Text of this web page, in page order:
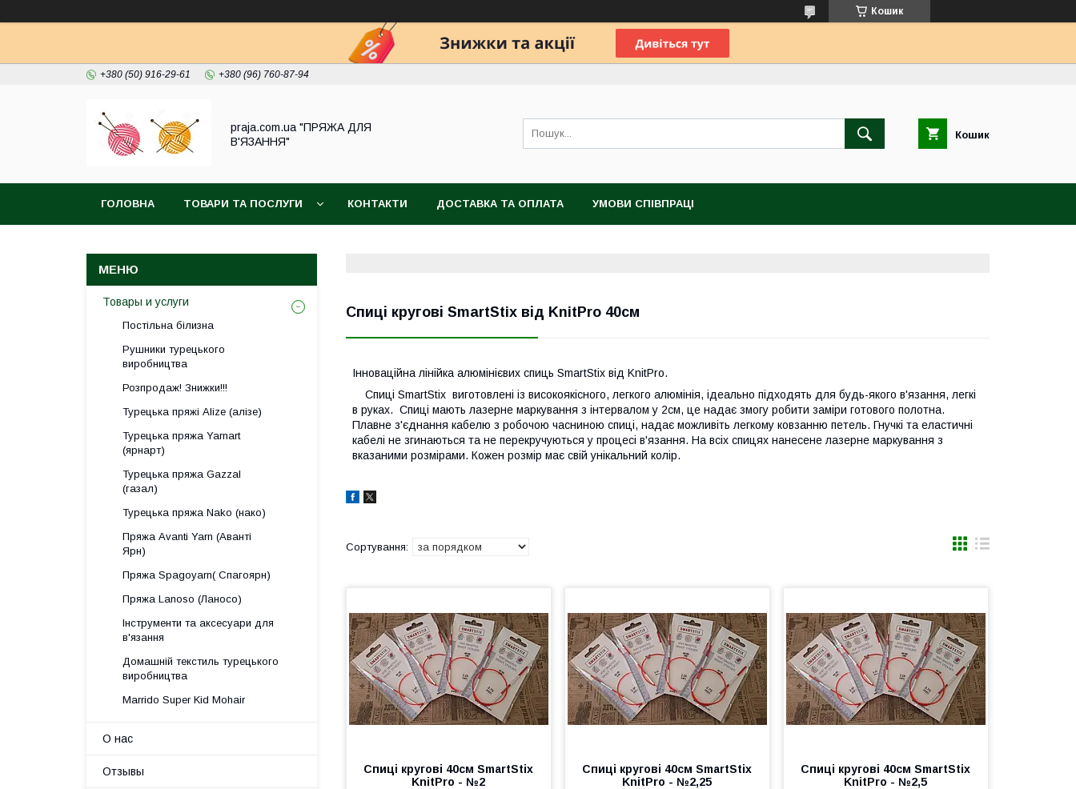
Кошик
+380 (50) 916-29-61 +380 (96) 760-87-94
praja.com.ua "ПРЯЖА ДЛЯ
В'ЯЗАННЯ"
Кошик
ГОЛОВНА ТОВАРИ ТА ПОСЛУГИ КОНТАКТИ ДОСТАВКА ТА ОПЛАТА УМОВИ СПІВПРАЦІ
Спиці кругові SmartStix від KnitPro 40см
Інноваційна лінійка алюмінієвих спиць SmartStix від KnitPro.
Спиці SmartStix виготовлені із високоякісного, легкого алюмінія, ідеально підходять для будь-якого в'язання, легкі
в руках. Спиці мають лазерне маркування з інтервалом у 2см, це надає змогу робити заміри готового полотна.
Плавне з'єднання кабелю з робочою часниною спиці, надає можливіть легкому ковзанню петель. Гнучкі та еластичні
кабелі не згинаються та не перекручуються у процесі в'язання. На всіх спицях нанесене лазерне маркування з
вказаними розмірами. Кожен розмір має свій унікальний колір.
Спиці кругові 40см SmartStix
KnitPro - №2
Спиці кругові 40см SmartStix
KnitPro - №2,25
Спиці кругові 40см SmartStix
KnitPro - №2,5
Товары и услуги
Постільна білизна
Рушники турецького
виробництва
Розпродаж! Знижки!!!
Турецька пряжі Alize (алізе)
Турецька пряжа Yarnart
(ярнарт)
Турецька пряжа Gazzal
(газал)
Турецька пряжа Nako (нако)
Пряжа Avanti Yarn (Аванті
Ярн)
Пряжа Spagoyarn( Спагоярн)
Пряжа Lanoso (Ланосо)
Інструменти та аксесуари для
в'язання
Домашній текстиль турецького
виробництва
Marrido Super Kid Mohair
О нас
Отзывы